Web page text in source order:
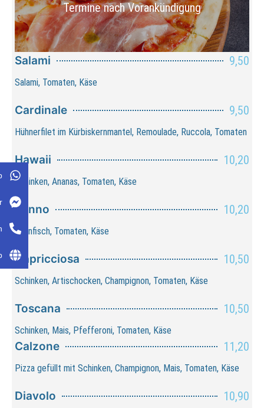
Termine nach Vorankündigung
Salami 9,50
Salami, Tomaten, Käse
Cardinale 9,50
Hühnerfilet im Kürbiskernmantel, Remoulade, Ruccola, Tomaten
Hawaii 10,20
Schinken, Ananas, Tomaten, Käse
Tonno 10,20
Thunfisch, Tomaten, Käse
Capricciosa 10,50
Schinken, Artischocken, Champignon, Tomaten, Käse
Toscana 10,50
Schinken, Mais, Pfefferoni, Tomaten, Käse
Calzone 11,20
Pizza gefüllt mit Schinken, Champignon, Mais, Tomaten, Käse
Diavolo 10,90